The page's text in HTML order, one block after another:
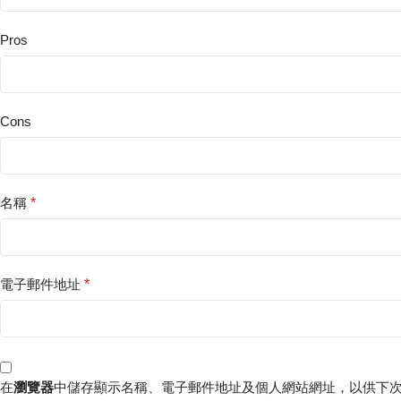
Pros
Cons
名稱 *
電子郵件地址 *
在瀏覽器中儲存顯示名稱、電子郵件地址及個人網站網址，以供下